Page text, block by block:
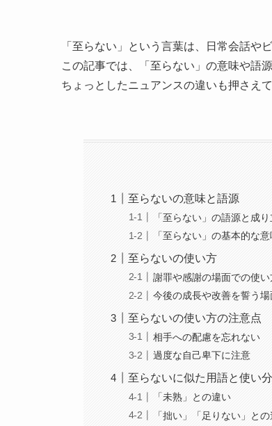
「至らない」という言葉は、日常会話や
この記事では、「至らない」の意味や語
ちょっとしたニュアンスの違いも押さえ
至らないの意味と語源
「至らない」の語源と成
「至らない」の基本的な
至らないの使い方
謝罪や感謝の場面での使い
今後の成長や改善を誓う
至らないの使い方の注意点
相手への配慮を忘れない
過度な自己卑下に注意
至らないに似た用語と使い
「未熟」との違い
「拙い」「足りない」と